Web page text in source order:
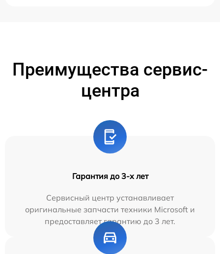
Преимущества сервис-
центра
Гарантия до 3-х лет
Сервисный центр устанавливает
оригинальные запчасти техники Microsoft и
предоставляет гарантию до 3 лет.